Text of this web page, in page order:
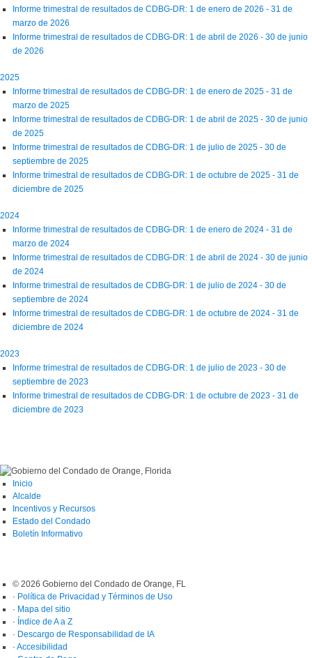
Informe trimestral de resultados de CDBG-DR: 1 de enero de 2026 - 31 de
marzo de 2026
Informe trimestral de resultados de CDBG-DR: 1 de abril de 2026 - 30 de junio
de 2026
2025
Informe trimestral de resultados de CDBG-DR: 1 de enero de 2025 - 31 de
marzo de 2025
Informe trimestral de resultados de CDBG-DR: 1 de abril de 2025 - 30 de junio
de 2025
Informe trimestral de resultados de CDBG-DR: 1 de julio de 2025 - 30 de
septiembre de 2025
Informe trimestral de resultados de CDBG-DR: 1 de octubre de 2025 - 31 de
diciembre de 2025
2024
Informe trimestral de resultados de CDBG-DR: 1 de enero de 2024 - 31 de
marzo de 2024
Informe trimestral de resultados de CDBG-DR: 1 de abril de 2024 - 30 de junio
de 2024
Informe trimestral de resultados de CDBG-DR: 1 de julio de 2024 - 30 de
septiembre de 2024
Informe trimestral de resultados de CDBG-DR: 1 de octubre de 2024 - 31 de
diciembre de 2024
2023
Informe trimestral de resultados de CDBG-DR: 1 de julio de 2023 - 30 de
septiembre de 2023
Informe trimestral de resultados de CDBG-DR: 1 de octubre de 2023 - 31 de
diciembre de 2023
Inicio
Alcalde
Incentivos y Recursos
Estado del Condado
Boletín Informativo
© 2026 Gobierno del Condado de Orange, FL
· Política de Privacidad y Términos de Uso
· Mapa del sitio
· Índice de A a Z
· Descargo de Responsabilidad de IA
· Accesibilidad